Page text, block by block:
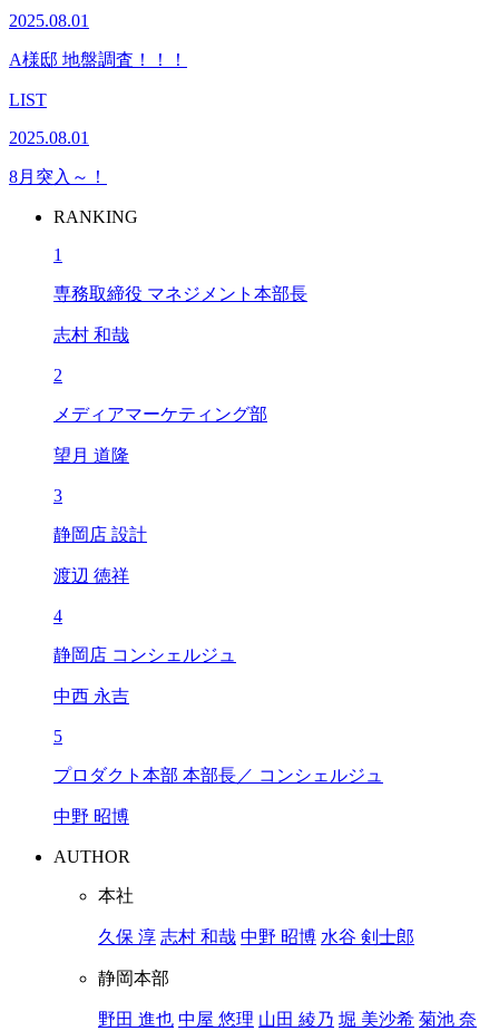
2025.08.01
A様邸 地盤調査！！！
LIST
2025.08.01
8月突入～！
RANKING
1
専務取締役 マネジメント本部長
志村 和哉
2
メディアマーケティング部
望月 道隆
3
静岡店 設計
渡辺 徳祥
4
静岡店 コンシェルジュ
中西 永吉
5
プロダクト本部 本部長／ コンシェルジュ
中野 昭博
AUTHOR
本社
久保 淳 志村 和哉 中野 昭博 水谷 剣士郎
静岡本部
野田 進也 中屋 悠理 山田 綾乃 堀 美沙希 菊池 奈